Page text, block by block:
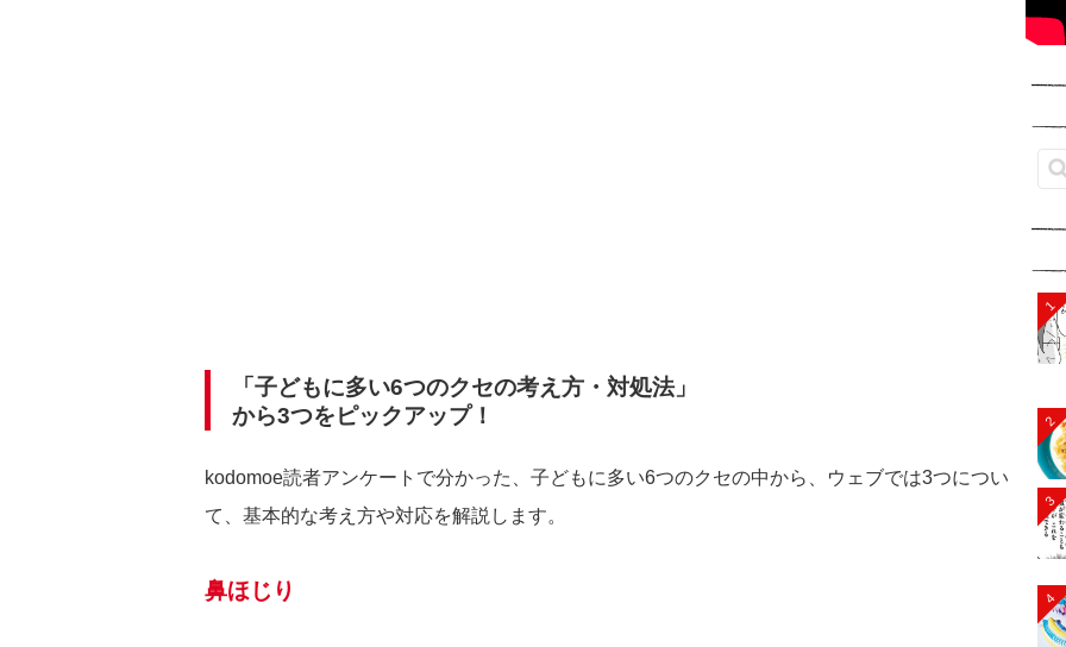
「子どもに多い6つのクセの考え方・対処法」
から3つをピックアップ！
kodomoe読者アンケートで分かった、子どもに多い6つのクセの中から、ウェブでは3つについ
て、基本的な考え方や対応を解説します。
鼻ほじり
1
2
3
4